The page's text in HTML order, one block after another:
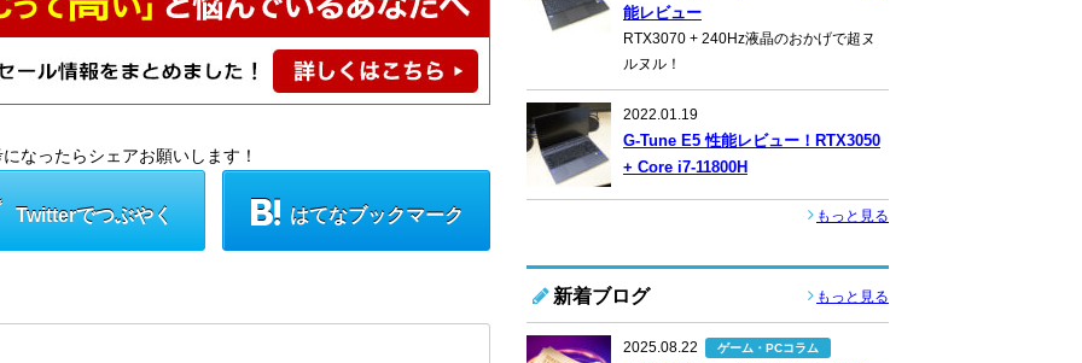
なったらシェアお願いします！
Twitterでつぶやく はてなブックマーク
能レビュー
RTX3070 + 240Hz液晶のおかげで超ヌ
ルヌル！
2022.01.19
G-Tune E5 性能レビュー！RTX3050
+ Core i7-11800H
もっと見る
新着ブログ もっと見る
2025.08.22 ゲーム・PCコラム